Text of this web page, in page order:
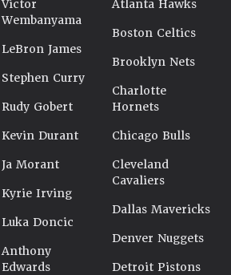
Victor
Wembanyama
LeBron James
Stephen Curry
Rudy Gobert
Kevin Durant
Ja Morant
Kyrie Irving
Luka Doncic
Anthony
Edwards
Atlanta Hawks
Boston Celtics
Brooklyn Nets
Charlotte
Hornets
Chicago Bulls
Cleveland
Cavaliers
Dallas Mavericks
Denver Nuggets
Detroit Pistons